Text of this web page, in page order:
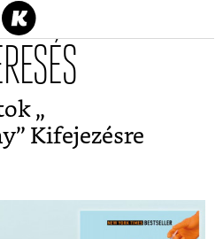
„
” Kifejezésre